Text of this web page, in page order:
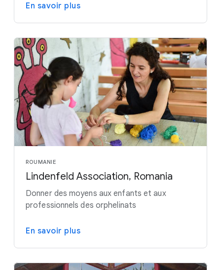
En savoir plus
ROUMANIE
Lindenfeld Association, Romania
Donner des moyens aux enfants et aux
professionnels des orphelinats
En savoir plus